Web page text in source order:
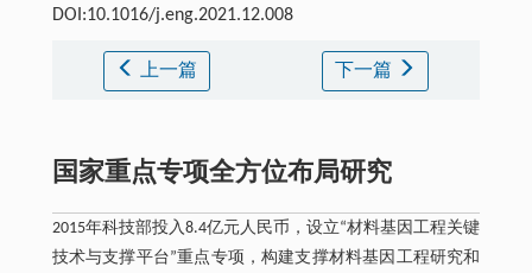
DOI:10.1016/j.eng.2021.12.008
上一篇 下一篇
国家重点专项全方位布局研究
2015年科技部投入8.4亿元人民币，设立“材料基因工程关键
技术与支撑平台”重点专项，构建支撑材料基因工程研究和